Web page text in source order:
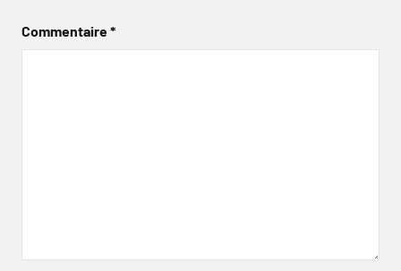
Commentaire*